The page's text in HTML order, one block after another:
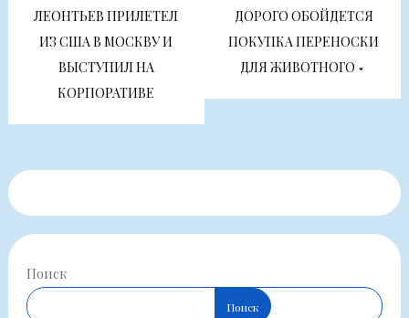
по
записям
ЛЕОНТЬЕВ ПРИЛЕТЕЛ
ИЗ США В МОСКВУ И
ВЫСТУПИЛ НА
КОРПОРАТИВЕ
ДОРОГО ОБОЙДЕТСЯ
ПОКУПКА ПЕРЕНОСКИ
ДЛЯ ЖИВОТНОГО
Поиск
Поиск